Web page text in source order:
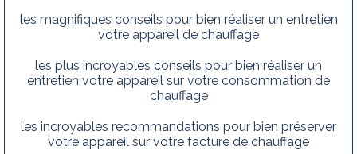
les magnifiques conseils pour bien réaliser un entretien
votre appareil de chauffage
les plus incroyables conseils pour bien réaliser un
entretien votre appareil sur votre consommation de
chauffage
les incroyables recommandations pour bien préserver
votre appareil sur votre facture de chauffage